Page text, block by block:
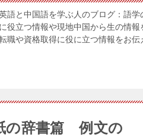
語と中国語を学ぶ人のブログ：語
に役立つ情報や現地中国から生の情
職や資格取得に役に立つ情報をお伝
の辞書篇 例文の